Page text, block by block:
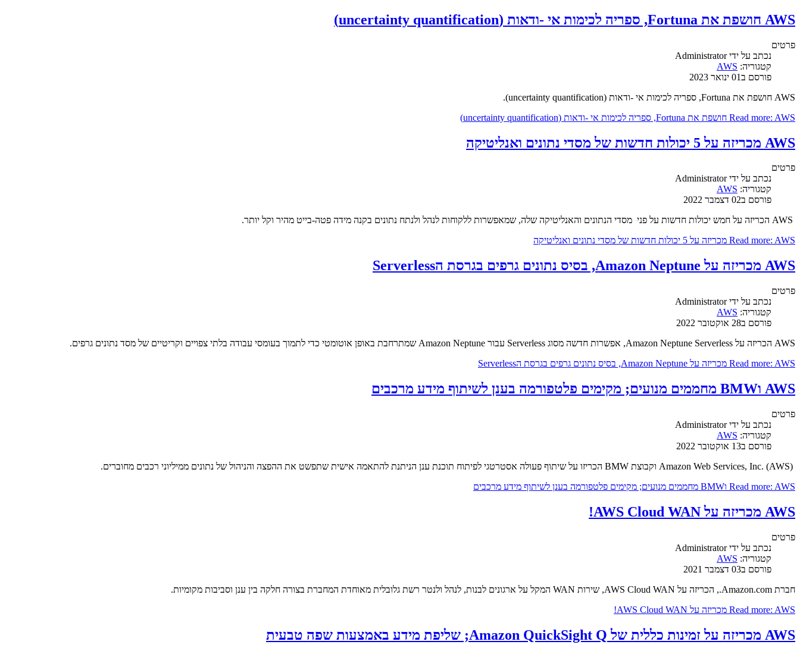
AWS חושפת את Fortuna, ספריה לכימות אי -ודאות (uncertainty quantification)
פרטים
נכתב על ידיAdministrator
קטגוריה: AWS
פורסם ב01 ינואר 2023
AWS חושפת את Fortuna, ספריה לכימות אי -ודאות (uncertainty quantification).
Read more: AWS חושפת את Fortuna, ספריה לכימות אי -ודאות (uncertainty quantification)
AWS מכריזה על 5 יכולות חדשות של מסדי נתונים ואנליטיקה
פרטים
נכתב על ידיAdministrator
קטגוריה: AWS
פורסם ב02 דצמבר 2022
Read more: AWS מכריזה על 5 יכולות חדשות של מסדי נתונים ואנליטיקה
AWS מכריזה על Amazon Neptune, בסיס נתונים גרפים בגרסת הServerless
פרטים
נכתב על ידיAdministrator
קטגוריה: AWS
פורסם ב28 אוקטובר 2022
AWS הכריזה על Amazon Neptune Serverless, אפשרות חדשה מסוג Serverless עבור Amazon Neptune שמתרחבת באופן אוטומטי כדי לתמוך בעומסי עבודה בלתי צפויים וקריטיים של מסד נתונים גרפים.
Read more: AWS מכריזה על Amazon Neptune, בסיס נתונים גרפים בגרסת הServerless
AWS וBMW מחממים מנועים; מקימים פלטפורמה בענן לשיתוף מידע מרכבים
פרטים
נכתב על ידיAdministrator
קטגוריה: AWS
פורסם ב13 אוקטובר 2022
Read more: AWS וBMW מחממים מנועים; מקימים פלטפורמה בענן לשיתוף מידע מרכבים
AWS מכריזה על AWS Cloud WAN!
פרטים
נכתב על ידיAdministrator
קטגוריה: AWS
פורסם ב03 דצמבר 2021
חברת Amazon.com., הכריזה על AWS Cloud WAN, שירות WAN המקל על ארגונים לבנות, לנהל ולנטר רשת גלובלית מאוחדת המחברת בצורה חלקה בין ענן וסביבות מקומיות.
Read more: AWS מכריזה על AWS Cloud WAN!
AWS מכריזה על זמינות כללית של Amazon QuickSight Q; שליפת מידע באמצעות שפה טבעית